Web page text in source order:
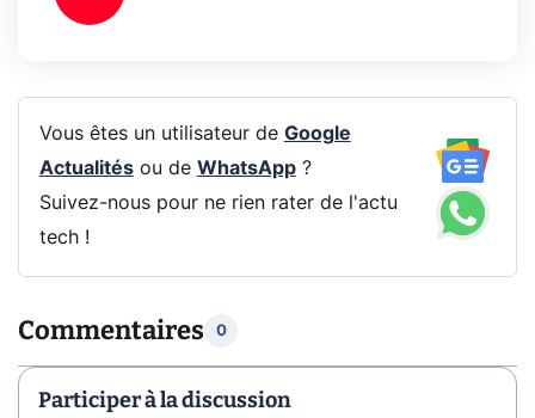
Vous êtes un utilisateur de Google
Actualitésou de WhatsApp?
Suivez-nous pour ne rien rater de l'actu
tech !
Commentaires 0
Participer à la discussion